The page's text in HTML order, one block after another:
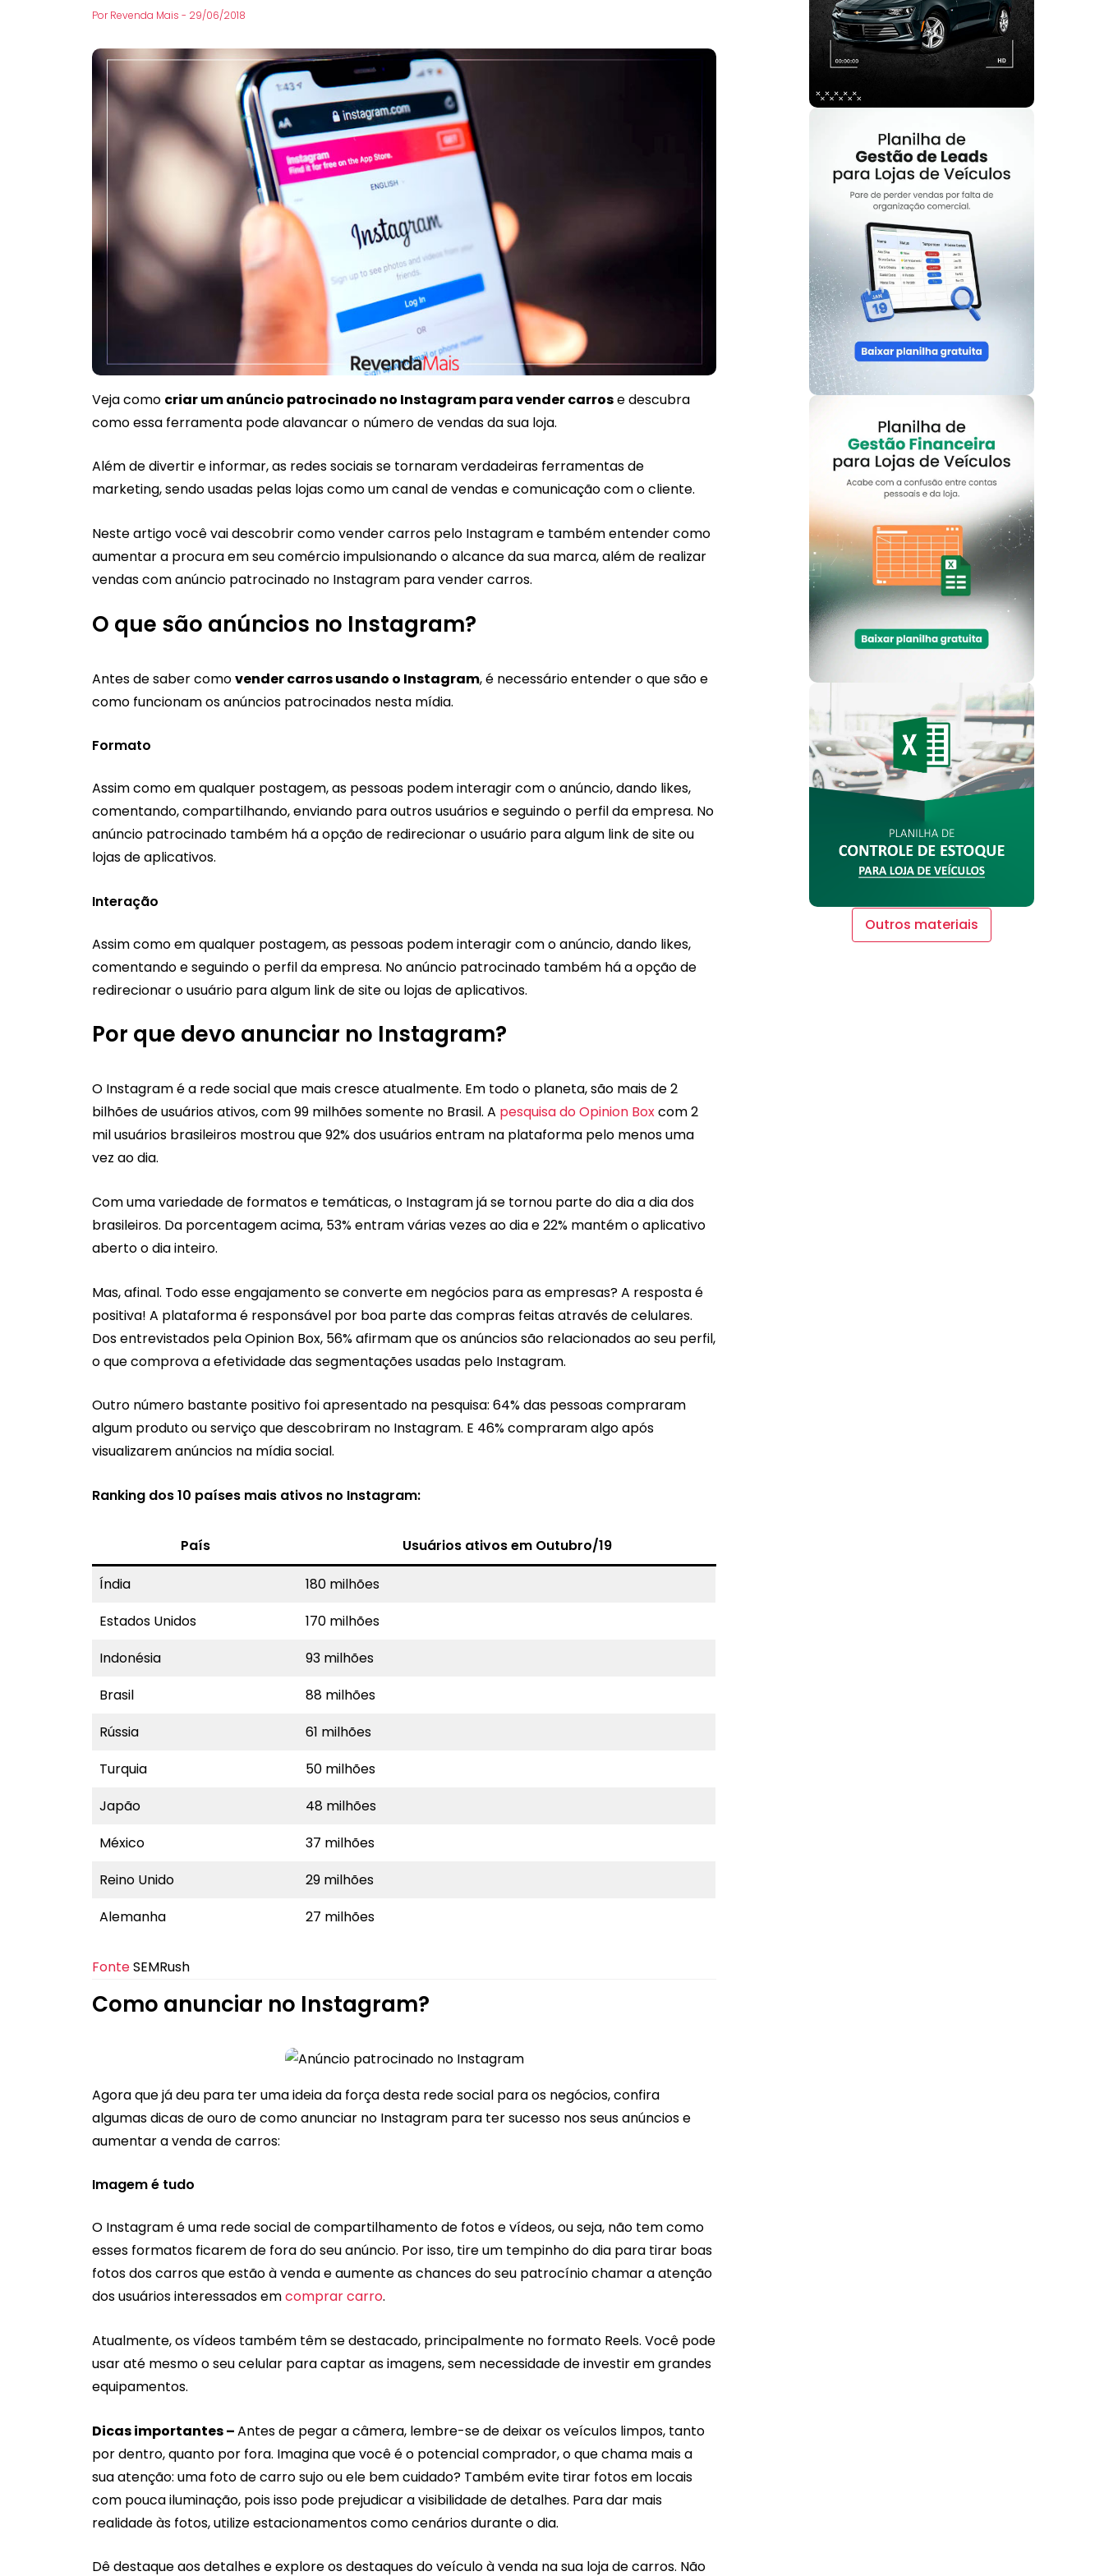
PorRevenda Mais - 29/06/2018
Veja como criar um anúncio patrocinado no Instagram para vender carrose descubra
como essa ferramenta pode alavancar o número de vendas da sua loja.
Além de divertir e informar, as redes sociais se tornaram verdadeiras ferramentas de
marketing, sendo usadas pelas lojas como um canal de vendas e comunicação com o cliente.
Neste artigo você vai descobrir como vender carros pelo Instagram e também entender como
aumentar a procura em seu comércio impulsionando o alcance da sua marca, além de realizar
vendas com anúncio patrocinado no Instagram para vender carros.
O que são anúncios no Instagram?
Antes de saber comovender carros usando o Instagram, é necessário entender o que são e
como funcionam os anúncios patrocinados nesta mídia.
Formato
Assim como em qualquer postagem, as pessoas podem interagir com o anúncio, dando likes,
comentando, compartilhando, enviando para outros usuários e seguindo o perfil da empresa. No
anúncio patrocinado também há a opção de redirecionar o usuário para algum link de site ou
lojas de aplicativos.
Interação
Assim como em qualquer postagem, as pessoas podem interagir com o anúncio, dando likes,
comentando e seguindo o perfil da empresa. No anúncio patrocinado também há a opção de
redirecionar o usuário para algum link de site ou lojas de aplicativos.
Por que devo anunciar no Instagram?
O Instagram é a rede social que mais cresce atualmente. Em todo o planeta, são mais de 2
bilhões de usuários ativos, com 99 milhões somente no Brasil. A pesquisa do Opinion Boxcom 2
mil usuários brasileiros mostrou que 92% dos usuários entram na plataforma pelo menos uma
vez ao dia.
Com uma variedade de formatos e temáticas, o Instagram já se tornou parte do dia a dia dos
brasileiros. Da porcentagem acima, 53% entram várias vezes ao dia e 22% mantém o aplicativo
aberto o dia inteiro.
Mas, afinal. Todo esse engajamento se converte em negócios para as empresas? A resposta é
positiva! A plataforma é responsável por boa parte das compras feitas através de celulares.
Dos entrevistados pela Opinion Box, 56% afirmam que os anúncios são relacionados ao seu perfil,
o que comprova a efetividade das segmentações usadas pelo Instagram.
Outro número bastante positivo foi apresentado na pesquisa: 64% das pessoas compraram
algum produto ou serviço que descobriram no Instagram. E 46% compraram algo após
visualizarem anúncios na mídia social.
Ranking dos 10 países mais ativos no Instagram:
País Usuários ativos em Outubro/19
Índia
180 milhões
Estados Unidos
170 milhões
Indonésia
93 milhões
Brasil
88 milhões
Rússia
61 milhões
Turquia
50 milhões
Japão
48 milhões
México
37 milhões
Reino Unido
29 milhões
Alemanha
27 milhões
FonteSEMRush
Como anunciar no Instagram?
Agora que já deu para ter uma ideia da força desta rede social para os negócios, confira
algumas dicas de ouro de como anunciar no Instagram para ter sucesso nos seus anúncios e
aumentar a venda de carros:
Imagem é tudo
O Instagram é uma rede social de compartilhamento de fotos e vídeos, ou seja, não tem como
esses formatos ficarem de fora do seu anúncio. Por isso, tire um tempinho do dia para tirar boas
fotos dos carros que estão à venda e aumente as chances do seu patrocínio chamar a atenção
dos usuários interessados emcomprar carro.
Atualmente, os vídeos também têm se destacado, principalmente no formato Reels. Você pode
usar até mesmo o seu celular para captar as imagens, sem necessidade de investir em grandes
equipamentos.
Dicas importantes –Antes de pegar a câmera, lembre-se de deixar os veículos limpos, tanto
por dentro, quanto por fora. Imagina que você é o potencial comprador, o que chama mais a
sua atenção: uma foto de carro sujo ou ele bem cuidado? Também evite tirar fotos em locais
com pouca iluminação, pois isso pode prejudicar a visibilidade de detalhes. Para dar mais
realidade às fotos, utilize estacionamentos como cenários durante o dia.
Dê destaque aos detalhes e explore os destaques do veículo à venda na sua loja de carros. Não
Outros materiais